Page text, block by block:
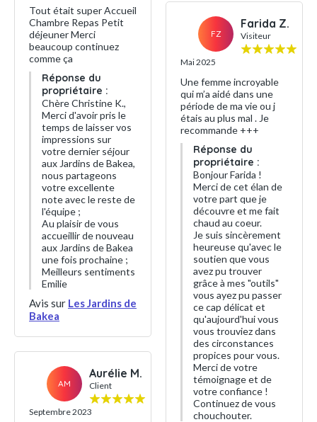
Tout était super Accueil
Chambre Repas Petit
déjeuner Merci
beaucoup continuez
comme ça
Réponse du
propriétaire :
Chère Christine K.,
Merci d'avoir pris le
temps de laisser vos
impressions sur
votre dernier séjour
aux Jardins de Bakea,
nous partageons
votre excellente
note avec le reste de
l'équipe ;
Au plaisir de vous
accueillir de nouveau
aux Jardins de Bakea
une fois prochaine ;
Meilleurs sentiments
Emilie
Avis sur Les Jardins de
Bakea
AM
Aurélie M.
Client
Septembre 2023
FZ
Farida Z.
Visiteur
Mai 2025
Une femme incroyable
qui m’a aidé dans une
période de ma vie ou j
étais au plus mal . Je
recommande +++
Réponse du
propriétaire :
Bonjour Farida !
Merci de cet élan de
votre part que je
découvre et me fait
chaud au coeur.
Je suis sincèrement
heureuse qu'avec le
soutien que vous
avez pu trouver
grâce à mes "outils"
vous ayez pu passer
ce cap délicat et
qu'aujourd'hui vous
vous trouviez dans
des circonstances
propices pour vous.
Merci de votre
témoignage et de
votre confiance !
Continuez de vous
chouchouter.